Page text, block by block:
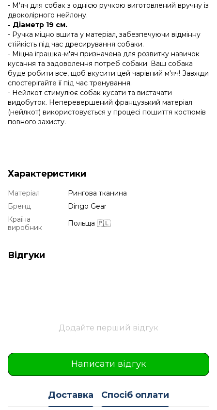
- М'яч для собак з однією ручкою виготовлений вручну із
двоколірного нейлону.
- Діаметр 19 см.
- Ручка міцно вшита у матеріал, забезпечуючи відмінну
стійкість під час дресирування собаки.
- Міцна іграшка-м'яч призначена для розвитку навичок
кусання та задоволення потреб собаки. Ваш собака
буде робити все, щоб вкусити цей чарівний м'яч! Завжди
спостерігайте її під час тренування.
- Нейлкот стимулює собак кусати та вистачати
видобуток. Неперевершений французький матеріал
(нейлкот) використовується у процесі пошиття костюмів
повного захисту.
Характеристики
Матеріал
Рингова тканина
Бренд
Dingo Gear
Країна
виробник
Польща 🇵🇱
Відгуки
Додайте перший відгук
Написати відгук
Доставка Спосіб оплати